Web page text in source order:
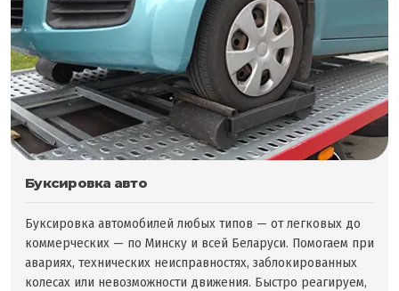
Буксировка авто
Буксировка автомобилей любых типов — от легковых до
коммерческих — по Минску и всей Беларуси. Помогаем при
авариях, технических неисправностях, заблокированных
колесах или невозможности движения. Быстро реагируем,